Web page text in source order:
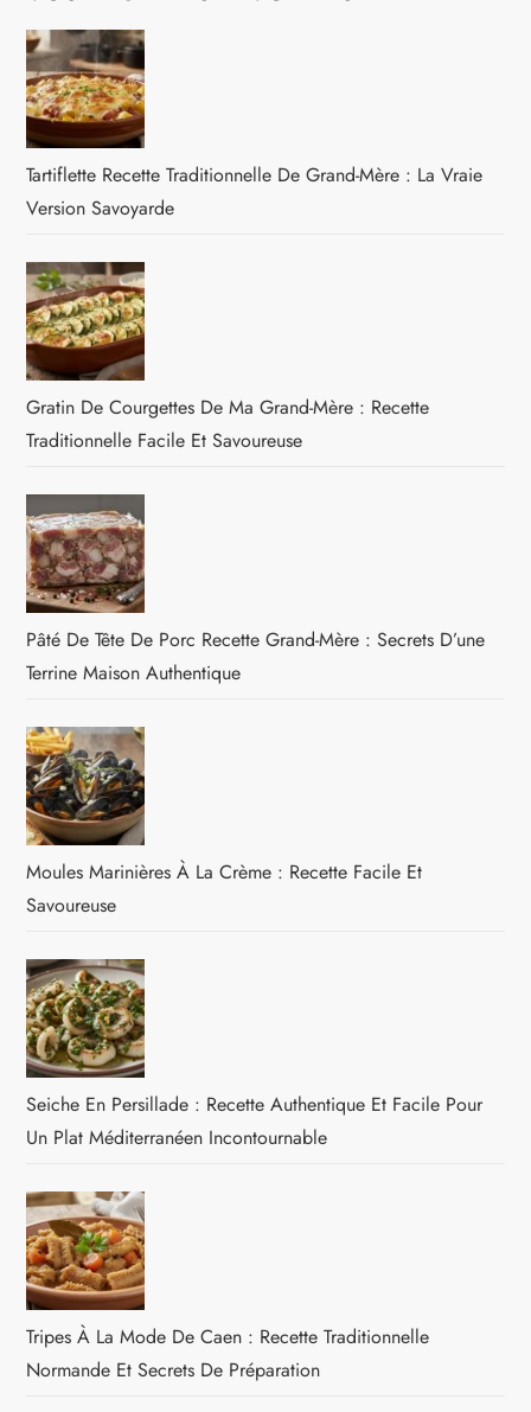
Tartiflette Recette Traditionnelle De Grand-Mère : La Vraie
Version Savoyarde
Gratin De Courgettes De Ma Grand-Mère : Recette
Traditionnelle Facile Et Savoureuse
Pâté De Tête De Porc Recette Grand-Mère : Secrets D’une
Terrine Maison Authentique
Moules Marinières À La Crème : Recette Facile Et
Savoureuse
Seiche En Persillade : Recette Authentique Et Facile Pour
Un Plat Méditerranéen Incontournable
Tripes À La Mode De Caen : Recette Traditionnelle
Normande Et Secrets De Préparation